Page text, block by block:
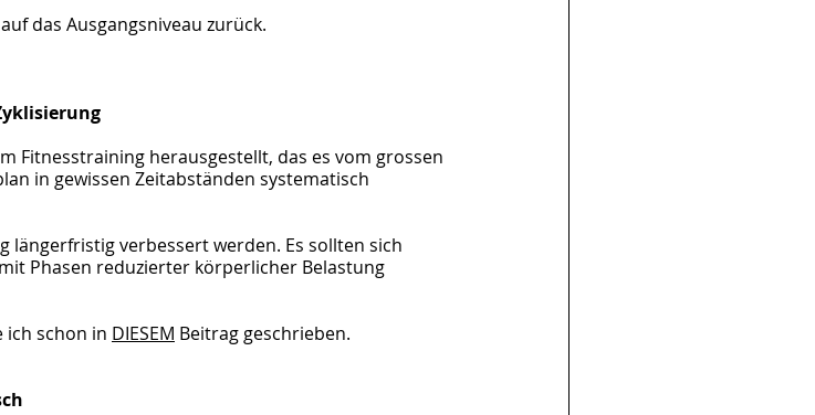
das Ausgangsniveau zurück.
Fitnesstraining herausgestellt, das es vom grossen
in gewissen Zeitabständen systematisch
längerfristig verbessert werden. Es sollten sich
Phasen reduzierter körperlicher Belastung
ich schon in DIESEM Beitrag geschrieben.